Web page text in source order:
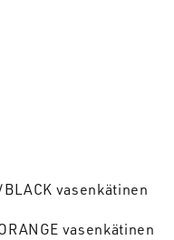
BLACK vasenkätinen
vasenkätinen